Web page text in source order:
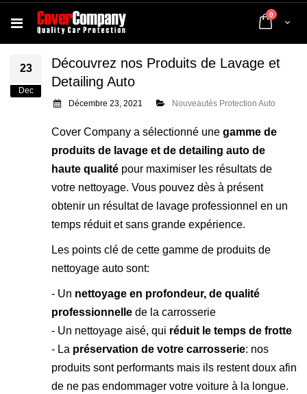
Cart
0 articles
23
Dec
Découvrez nos Produits de Lavage et
Detailing Auto
Décembre 23, 2021 Nouveautés Protection Auto
Cover Company a sélectionné une gamme de
produits de lavage et de detailing auto de
haute qualité pour maximiser les résultats de
votre nettoyage. Vous pouvez dès à présent
obtenir un résultat de lavage professionnel en un
temps réduit et sans grande expérience.
Les points clé de cette gamme de produits de
nettoyage auto sont:
- Un nettoyage en profondeur, de qualité
professionnelle de la carrosserie
- Un nettoyage aisé, qui réduit le temps de frotte
- La préservation de votre carrosserie: nos
produits sont performants mais ils restent doux afin
de ne pas endommager votre voiture à la longue.